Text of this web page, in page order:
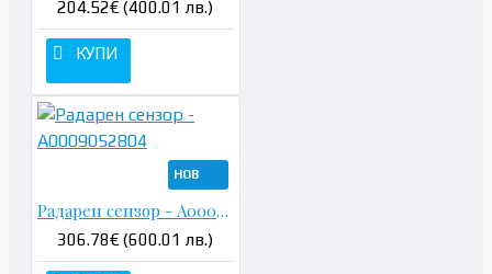
204.52€ (400.01 лв.)
КУПИ
НОВ
Радарен сензор - A0009052804
306.78€ (600.01 лв.)